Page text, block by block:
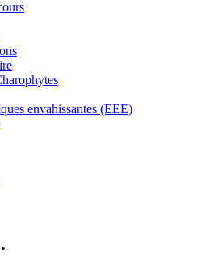
envahissantes (EEE)